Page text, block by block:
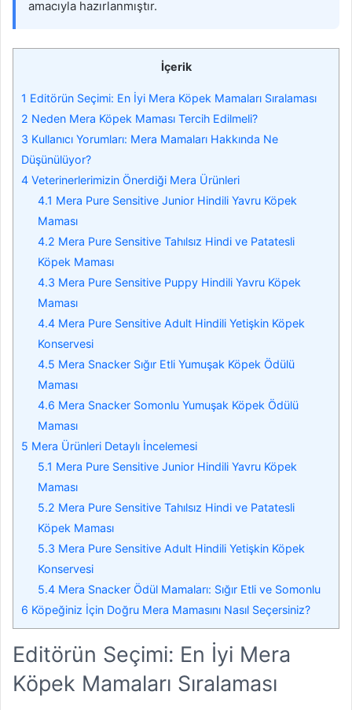
amacıyla hazırlanmıştır.
İçerik
1 Editörün Seçimi: En İyi Mera Köpek Mamaları Sıralaması
2 Neden Mera Köpek Maması Tercih Edilmeli?
3 Kullanıcı Yorumları: Mera Mamaları Hakkında Ne
Düşünülüyor?
4 Veterinerlerimizin Önerdiği Mera Ürünleri
4.1 Mera Pure Sensitive Junior Hindili Yavru Köpek
Maması
4.2 Mera Pure Sensitive Tahılsız Hindi ve Patatesli
Köpek Maması
4.3 Mera Pure Sensitive Puppy Hindili Yavru Köpek
Maması
4.4 Mera Pure Sensitive Adult Hindili Yetişkin Köpek
Konservesi
4.5 Mera Snacker Sığır Etli Yumuşak Köpek Ödülü
Maması
4.6 Mera Snacker Somonlu Yumuşak Köpek Ödülü
Maması
5 Mera Ürünleri Detaylı İncelemesi
5.1 Mera Pure Sensitive Junior Hindili Yavru Köpek
Maması
5.2 Mera Pure Sensitive Tahılsız Hindi ve Patatesli
Köpek Maması
5.3 Mera Pure Sensitive Adult Hindili Yetişkin Köpek
Konservesi
5.4 Mera Snacker Ödül Mamaları: Sığır Etli ve Somonlu
6 Köpeğiniz İçin Doğru Mera Mamasını Nasıl Seçersiniz?
Editörün Seçimi: En İyi Mera
Köpek Mamaları Sıralaması